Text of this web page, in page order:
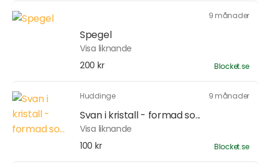
9 månader
Spegel
Visa liknande
200 kr
Blocket.se
Huddinge 9 månader
Svan i kristall - formad so...
Visa liknande
100 kr
Blocket.se